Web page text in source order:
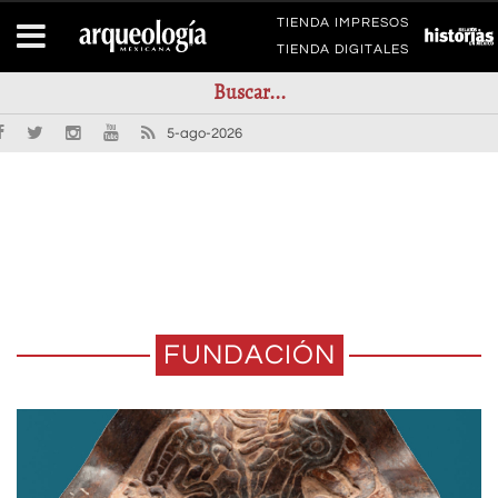
TIENDA IMPRESOS
TIENDA DIGITALES
5-ago-2026
FUNDACIÓN